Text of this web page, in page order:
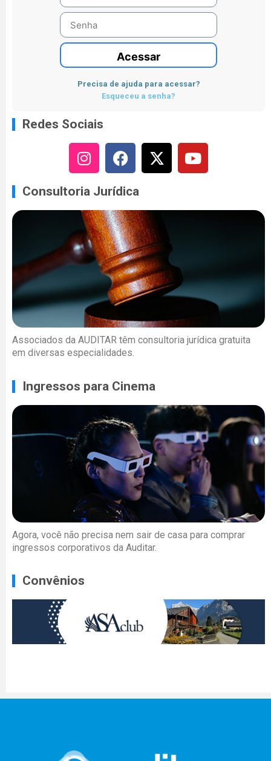
Acessar
Precisa de ajuda para acessar?
Esqueceu a senha?
Redes Sociais
Consultoria Jurídica
Associados da AUDITAR têm consultoria jurídica gratuita
em diversas especialidades.
Ingressos para Cinema
Agora, você não precisa nem sair de casa para comprar
ingressos corporativos da Auditar.
Convênios